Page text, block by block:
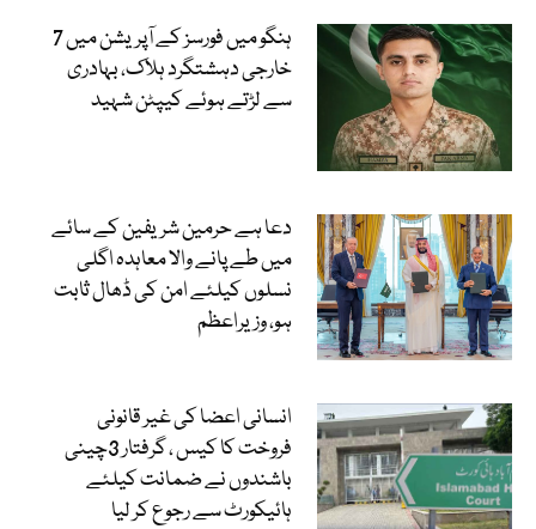
ہنگو میں فورسز کے آپریشن میں 7
خارجی دہشتگرد ہلاک، بہادری
سے لڑتے ہوئے کیپٹن شہید
دعا ہے حرمین شریفین کے سائے
میں طے پانے والا معاہدہ اگلی
نسلوں کیلئے امن کی ڈھال ثابت
ہو، وزیراعظم
انسانی اعضا کی غیر قانونی
فروخت کا کیس ، گرفتار 3چینی
باشندوں نے ضمانت کیلئے
ہائیکورٹ سے رجوع کر لیا